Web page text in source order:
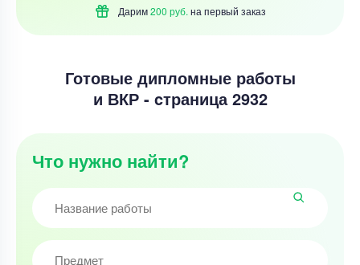
Дарим200 руб. на первый заказ
Готовые дипломные работы
и ВКР - cтраница 2932
Что нужно найти?